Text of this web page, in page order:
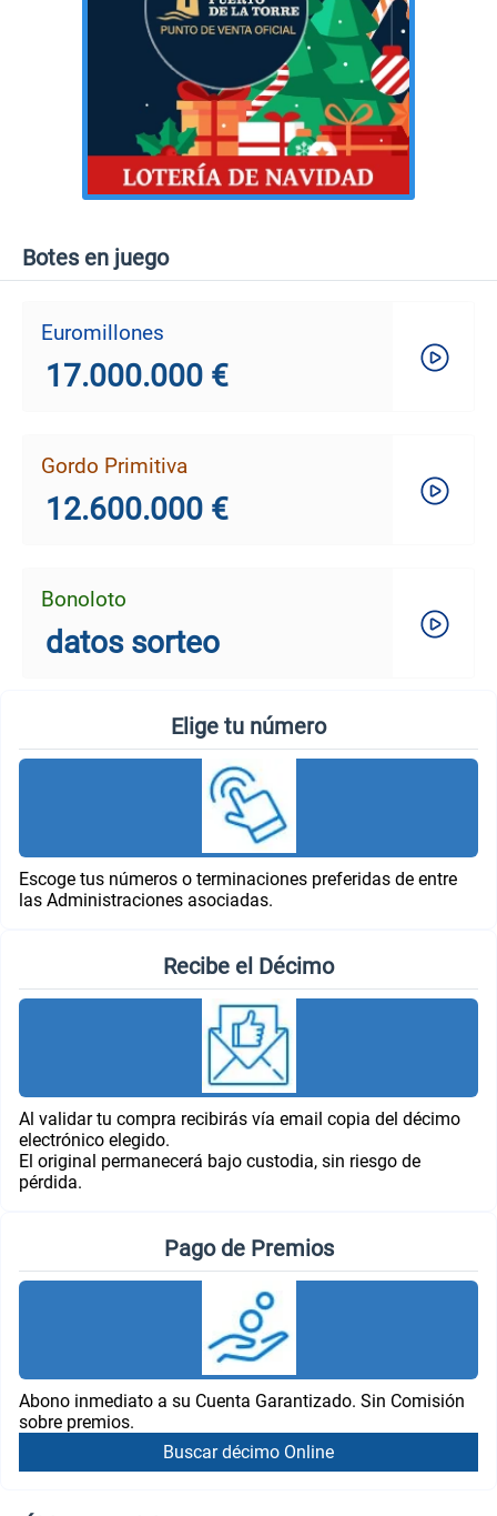
Botes en juego
Euromillones
17.000.000 €
Gordo Primitiva
12.600.000 €
Bonoloto
datos sorteo
Elige tu número
Escoge tus números o terminaciones preferidas de entre
las Administraciones asociadas.
Recibe el Décimo
Al validar tu compra recibirás vía email copia del décimo
electrónico elegido.
El original permanecerá bajo custodia, sin riesgo de
pérdida.
Pago de Premios
Abono inmediato a su Cuenta Garantizado. Sin Comisión
sobre premios.
Buscar décimo Online